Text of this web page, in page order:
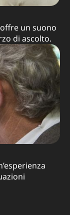
un suono
di ascolto.